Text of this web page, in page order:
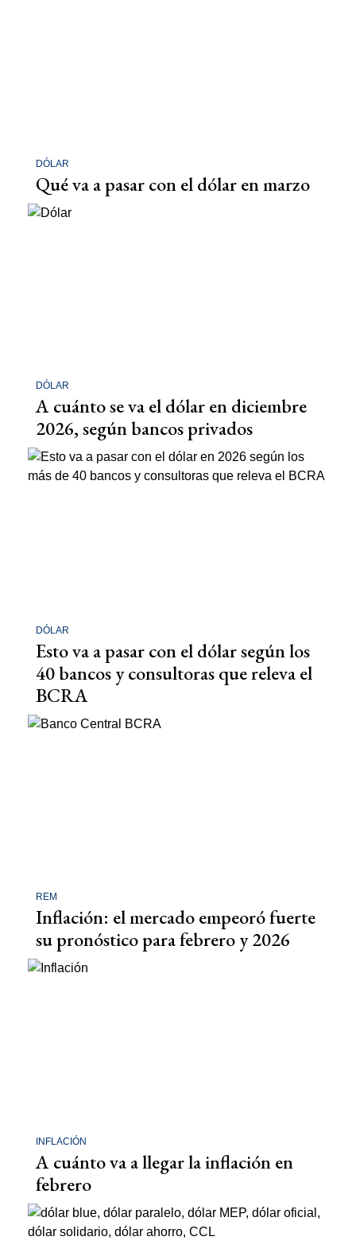
DÓLAR
Qué va a pasar con el dólar en marzo
DÓLAR
A cuánto se va el dólar en diciembre
2026, según bancos privados
DÓLAR
Esto va a pasar con el dólar según los
40 bancos y consultoras que releva el
BCRA
REM
Inflación: el mercado empeoró fuerte
su pronóstico para febrero y 2026
INFLACIÓN
A cuánto va a llegar la inflación en
febrero